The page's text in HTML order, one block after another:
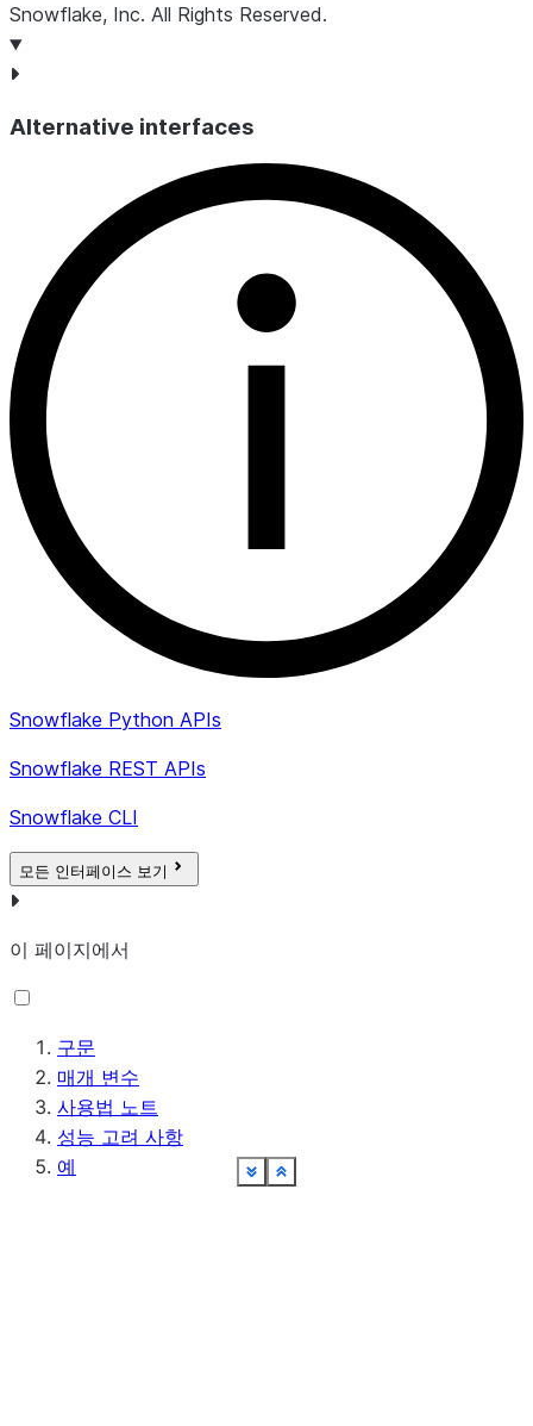
Show less
See moreShow less
See moreShow less
See moreShow less
See moreShow less
See moreShow less
See moreShow less
See moreShow less
See moreShow less
See moreShow less
See moreShow less
See moreShow less
See moreShow less
See moreShow less
See more
Snowflake, Inc. All Rights Reserved.
Alternative interfaces
Snowflake Python APIs
Snowflake REST APIs
Snowflake CLI
모든 인터페이스 보기
이 페이지에서
구문
매개 변수
사용법 노트
성능 고려 사항
예